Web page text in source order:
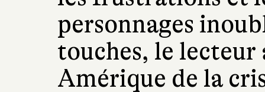
personnages
touches, le
Amérique de la